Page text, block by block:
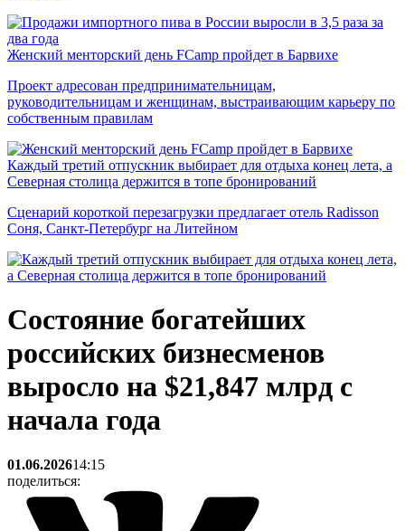
Женский менторский день FCamp пройдет в Барвихе
Проект адресован предпринимательницам,
руководительницам и женщинам, выстраивающим карьеру по
собственным правилам
Каждый третий отпускник выбирает для отдыха конец лета, а
Северная столица держится в топе бронирований
Сценарий короткой перезагрузки предлагает отель Radisson
Соня, Санкт-Петербург на Литейном
Состояние богатейших
российских бизнесменов
выросло на $21,847 млрд с
начала года
01.06.202614:15
поделиться: